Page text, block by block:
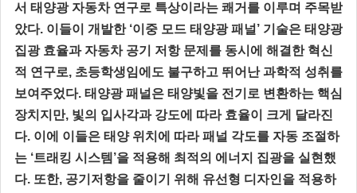
서 태양광 자동차 연구로 특상이라는 쾌거를 이루며 주목받
았다. 이들이 개발한 ‘이중 모드 태양광 패널’ 기술은 태양광
집광 효율과 자동차 공기 저항 문제를 동시에 해결한 혁신
적 연구로, 초등학생임에도 불구하고 뛰어난 과학적 성취를
보여주었다. 태양광 패널은 태양빛을 전기로 변환하는 핵심
장치지만, 빛의 입사각과 강도에 따라 효율이 크게 달라진
다. 이에 이들은 태양 위치에 따라 패널 각도를 자동 조절하
는 ‘트래킹 시스템’을 적용해 최적의 에너지 집광을 실현했
다. 또한, 공기저항을 줄이기 위해 유선형 디자인을 적용하